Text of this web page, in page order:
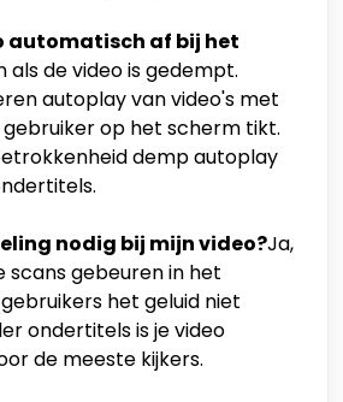
automatisch af bij het
als de video is gedempt.
autoplay van video's met
op het scherm tikt.
demp autoplay
nodig bij mijn video?Ja,
scans gebeuren in het
het geluid niet
ondertitels is je video
de meeste kijkers.